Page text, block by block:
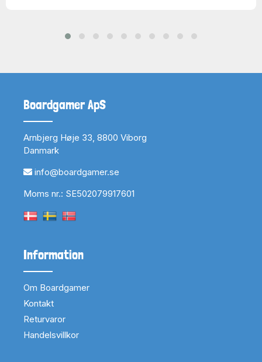
Boardgamer ApS
Arnbjerg Høje 33, 8800 Viborg
Danmark
info@boardgamer.se
Moms nr.: SE502079917601
Information
Om Boardgamer
Kontakt
Returvaror
Handelsvillkor